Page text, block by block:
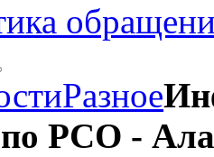
Разное
по РСО -